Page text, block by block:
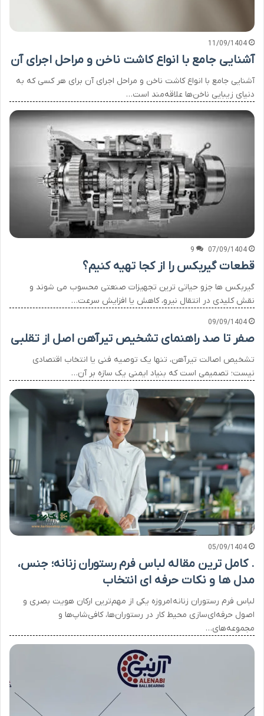
11/09/1404
آشنایی جامع با انواع کاشت ناخن و مراحل اجرای آن
آشنایی جامع با انواع کاشت ناخن و مراحل اجرای آن برای هر کسی که به
دنیای زیبایی ناخن‌ها علاقه‌مند است…
07/09/1404
9
قطعات گیربکس را از کجا تهیه کنیم؟
گیربکس ها جزو حیاتی ترین تجهیزات صنعتی محسوب می شوند و
نقش کلیدی در انتقال نیرو، کاهش یا افزایش سرعت…
09/09/1404
صفر تا صد راهنمای تشخیص تیرآهن اصل از تقلبی
تشخیص اصالت تیرآهن، تنها یک توصیه فنی یا انتخاب اقتصادی
نیست؛ تصمیمی است که بنیاد ایمنی یک سازه بر آن…
05/09/1404
. کامل ترین مقاله لباس فرم رستوران زنانه؛ جنس،
مدل ها و نکات حرفه ای انتخاب
لباس فرم رستوران زنانه امروزه یکی از مهم‌ترین ارکان هویت بصری و
اصول حرفه‌ای‌سازی محیط کار در رستوران‌ها، کافی‌شاپ‌ها و
مجموعه‌های…